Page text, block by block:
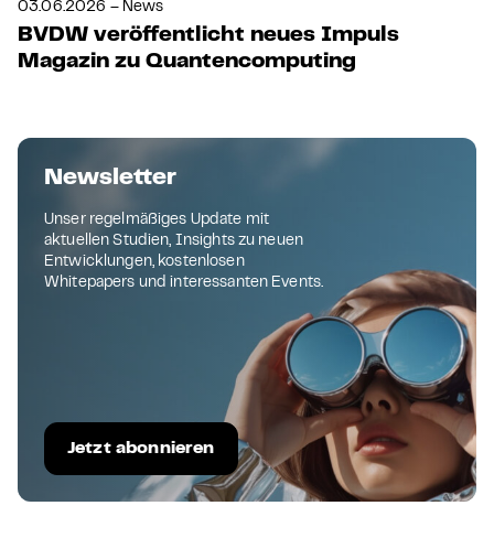
03.06.2026 – News
BVDW veröffentlicht neues Impuls
Magazin zu Quantencomputing
Newsletter
Unser regelmäßiges Update mit
aktuellen Studien, Insights zu neuen
Entwicklungen, kostenlosen
Whitepapers und interessanten Events.
Jetzt abonnieren